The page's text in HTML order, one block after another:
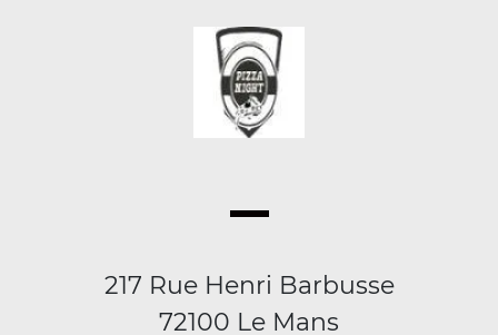
217 Rue Henri Barbusse
72100 Le Mans